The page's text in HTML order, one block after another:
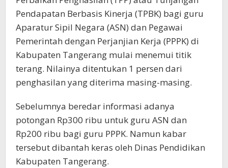
Pendapatan Berbasis Kinerja (TPBK) bagi guru
Aparatur Sipil Negara (ASN) dan Pegawai
Pemerintah dengan Perjanjian Kerja (PPPK) di
Kabupaten Tangerang mulai menemui titik
terang. Nilainya ditentukan 1 persen dari
penghasilan yang diterima masing-masing.
Sebelumnya beredar informasi adanya
potongan Rp300 ribu untuk guru ASN dan
Rp200 ribu bagi guru PPPK. Namun kabar
tersebut dibantah keras oleh Dinas Pendidikan
Kabupaten Tangerang.